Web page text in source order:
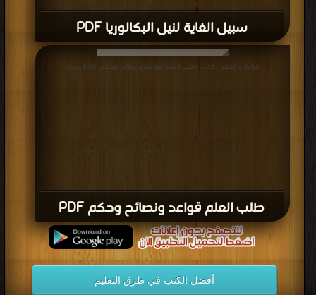
سبيل الغاية لنيل البكالوريا PDF
طلب العلم قواعد ونصائح وحكم PDF
قراءة و تحميل كتاب طلب العلم قواعد ونصائح وحكم PDF مجانا
أفضل الكتب في طرق التعليم